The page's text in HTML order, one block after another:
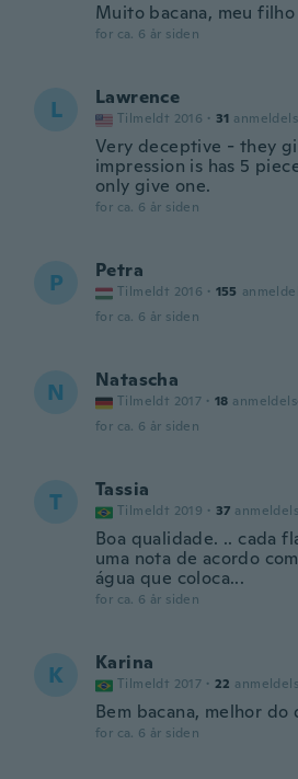
Muito bacana, meu
for ca. 6 år siden
L Lawrence
Tilmeldt 2016 · 31
Very deceptive - they
impression is has 5
only give one.
for ca. 6 år siden
P Petra
Tilmeldt 2016 · 155
for ca. 6 år siden
N Natascha
Tilmeldt 2017 · 18
for ca. 6 år siden
T Tassia
Tilmeldt 2019 · 37
Boa qualidade. .. cada
uma nota de acordo
água que coloca...
for ca. 6 år siden
K Karina
Tilmeldt 2017 · 22
Bem bacana, melhor do
for ca. 6 år siden